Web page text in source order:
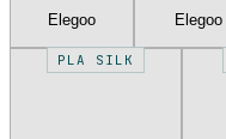
Elegoo
Elegoo
PLA SILK